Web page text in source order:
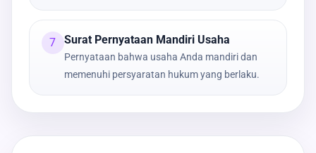
7 Surat Pernyataan Mandiri Usaha
Pernyataan bahwa usaha Anda mandiri dan
memenuhi persyaratan hukum yang berlaku.